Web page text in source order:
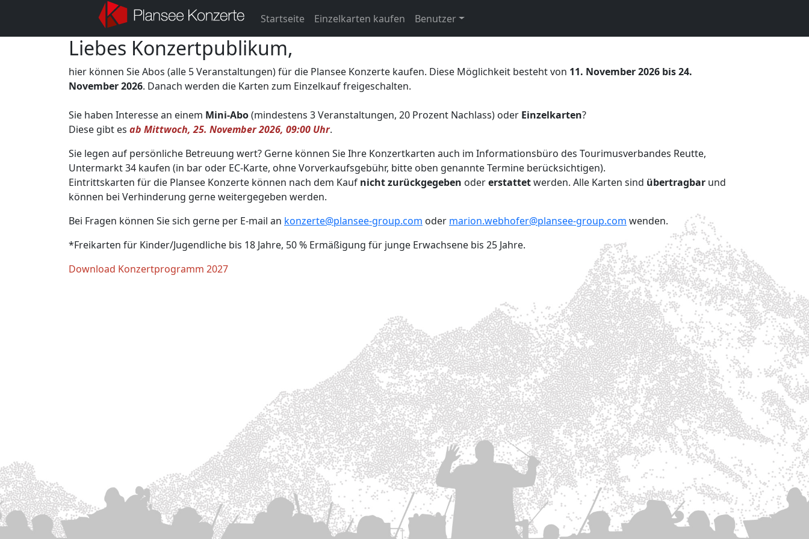
Startseite Einzelkarten kaufen Benutzer
Liebes Konzertpublikum,
hier können Sie Abos (alle 5 Veranstaltungen) für die Plansee Konzerte kaufen. Diese Möglichkeit besteht von 11. November 2026 bis 24.
November 2026. Danach werden die Karten zum Einzelkauf freigeschalten.
Sie haben Interesse an einem Mini-Abo(mindestens 3 Veranstaltungen, 20 Prozent Nachlass) oder Einzelkarten?
Diese gibt es ab Mittwoch, 25. November 2026, 09:00 Uhr.
Sie legen auf persönliche Betreuung wert? Gerne können Sie Ihre Konzertkarten auch im Informationsbüro des Tourimusverbandes Reutte,
Untermarkt 34 kaufen (in bar oder EC-Karte, ohne Vorverkaufsgebühr, bitte oben genannte Termine berücksichtigen).
Eintrittskarten für die Plansee Konzerte können nach dem Kauf nicht zurückgegeben odererstattetwerden. Alle Karten sind übertragbar und
können bei Verhinderung gerne weitergegeben werden.
Bei Fragen können Sie sich gerne per E-mail an konzerte@plansee-group.com oder marion.webhofer@plansee-group.com wenden.
*Freikarten für Kinder/Jugendliche bis 18 Jahre, 50 % Ermäßigung für junge Erwachsene bis 25 Jahre.
Download Konzertprogramm 2027